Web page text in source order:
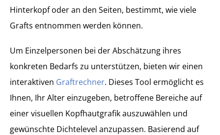
Hinterkopf oder an den Seiten, bestimmt, wie viele
Grafts entnommen werden können.
Um Einzelpersonen bei der Abschätzung ihres
konkreten Bedarfs zu unterstützen, bieten wir einen
interaktiven Graftrechner. Dieses Tool ermöglicht es
Ihnen, Ihr Alter einzugeben, betroffene Bereiche auf
einer visuellen Kopfhautgrafik auszuwählen und
gewünschte Dichtelevel anzupassen. Basierend auf